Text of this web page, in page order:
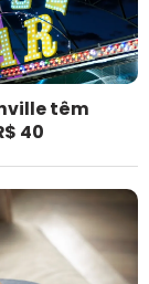
têm
40